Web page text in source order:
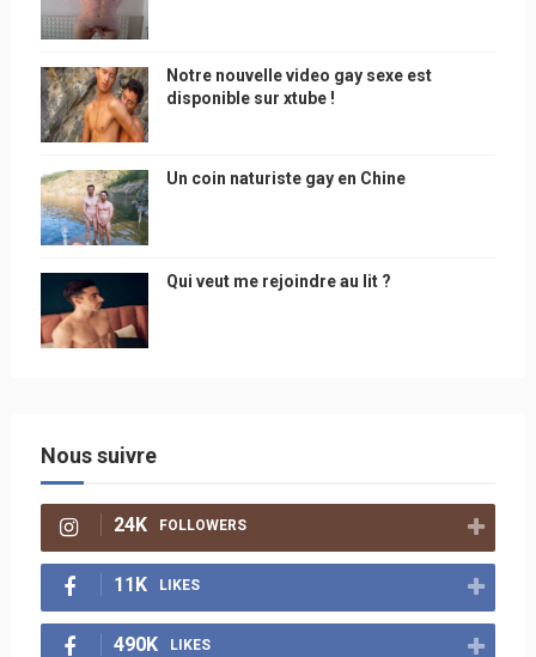
Notre nouvelle video gay sexe est
disponible sur xtube !
Un coin naturiste gay en Chine
Qui veut me rejoindre au lit ?
Nous suivre
24K FOLLOWERS
11K LIKES
490K LIKES